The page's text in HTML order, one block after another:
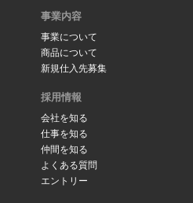
事業内容
事業について
商品について
新規仕入先募集
採用情報
会社を知る
仕事を知る
仲間を知る
よくある質問
エントリー